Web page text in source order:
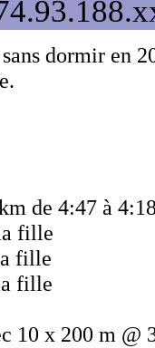
dormir en
de 4:47 à
fille
fille
fille
10 x 200 m @